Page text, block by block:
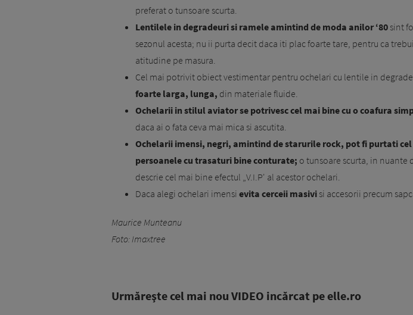
preferat o tunsoare scurta.
Lentilele in degradeuri si ramele amintind de moda anilor ‘80sint
sezonul acesta; nu ii purta decit daca iti plac foarte tare, pentru ca
atitudine pe masura.
Cel mai potrivit obiect vestimentar pentru ochelari cu lentile in
foarte larga, lunga, din materiale fluide.
Ochelarii in stilul aviator se potrivesc cel mai bine cu o coafura
daca ai o fata ceva mai mica si ascutita.
Ochelarii imensi, negri, amintind de starurile rock, pot fi purtati cel
persoa­nele cu trasaturi bine conturate; o tunsoare scurta, in nuante
descrie cel mai bine efectul „V.I.P' al acestor ochelari.
Daca alegi ochelari imensi evita cerceii masivisi accesorii precum
Maurice Munteanu
Foto: Imaxtree
Urmăreşte cel mai nou VIDEO incărcat pe elle.ro